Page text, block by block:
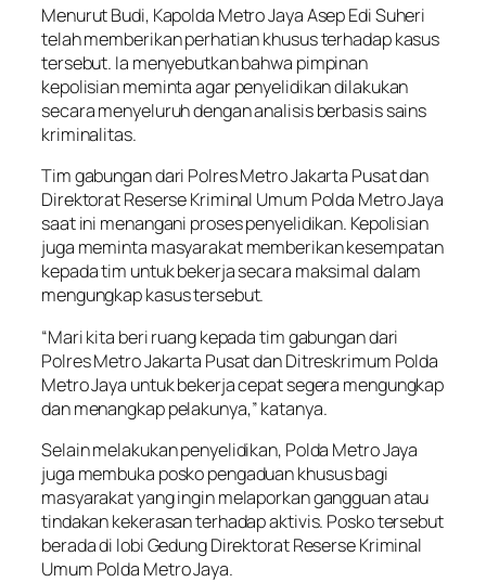
Menurut Budi, Kapolda Metro Jaya Asep Edi Suheri
telah memberikan perhatian khusus terhadap kasus
tersebut. Ia menyebutkan bahwa pimpinan
kepolisian meminta agar penyelidikan dilakukan
secara menyeluruh dengan analisis berbasis sains
kriminalitas.
Tim gabungan dari Polres Metro Jakarta Pusat dan
Direktorat Reserse Kriminal Umum Polda Metro Jaya
saat ini menangani proses penyelidikan. Kepolisian
juga meminta masyarakat memberikan kesempatan
kepada tim untuk bekerja secara maksimal dalam
mengungkap kasus tersebut.
“Mari kita beri ruang kepada tim gabungan dari
Polres Metro Jakarta Pusat dan Ditreskrimum Polda
Metro Jaya untuk bekerja cepat segera mengungkap
dan menangkap pelakunya,” katanya.
Selain melakukan penyelidikan, Polda Metro Jaya
juga membuka posko pengaduan khusus bagi
masyarakat yang ingin melaporkan gangguan atau
tindakan kekerasan terhadap aktivis. Posko tersebut
berada di lobi Gedung Direktorat Reserse Kriminal
Umum Polda Metro Jaya.